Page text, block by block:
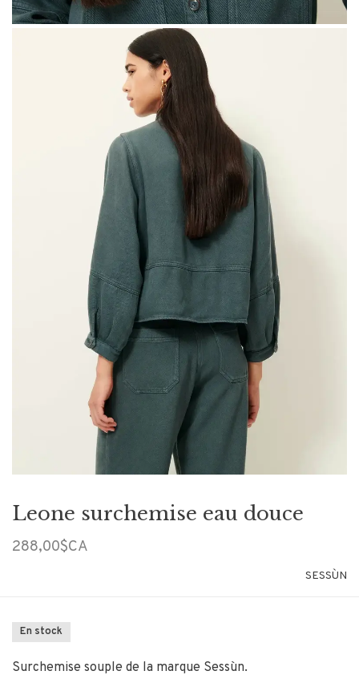
Leone surchemise eau douce
288,00$CA
SESSÙN
En stock
Surchemise souple de la marque Sessùn.